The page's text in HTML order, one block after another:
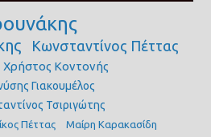
Κωνσταντίνος Πέττας
Χρήστος Κοντονής
Γιακουμέλος
Τσιριγώτης
Πέττας Μαίρη Καρακασίδη